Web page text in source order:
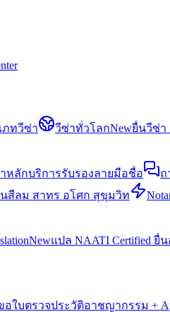
ภทวีซ่า วีซ่าทั่วโลกNewยื่นวีซ่า
หลักบริการรับรองลายมือชื่อ
ถ
สีลม สาทร อโศก สุขุมวิท
Newแปล NAATI Certified ยื่น
อใบตรวจประวัติอาชญากรรม +